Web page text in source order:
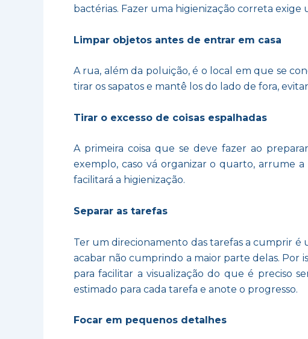
bactérias. Fazer uma higienização correta exige
Limpar objetos antes de entrar em casa
A rua, além da poluição, é o local em que se
tirar os sapatos e mantê los do lado de fora,
Tirar o excesso de coisas espalhadas
A primeira coisa que se deve fazer ao
exemplo, caso vá organizar o quarto, arrume a
facilitará a higienização.
Separar as tarefas
Ter um direcionamento das tarefas a cumprir
acabar não cumprindo a maior parte delas. Por
para facilitar a visualização do que é preciso
estimado para cada tarefa e anote o progresso.
Focar em pequenos detalhes